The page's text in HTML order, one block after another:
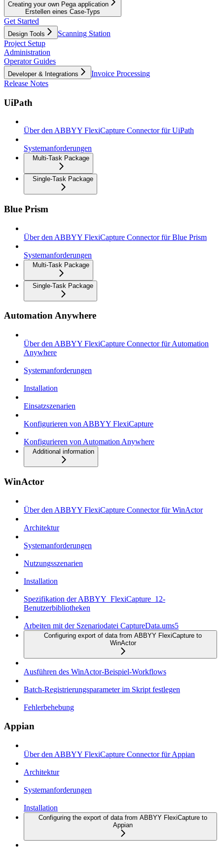
Creating your own Pega application
Erstellen eines Case-Typs
Get Started
Design Tools
Scanning Station
Project Setup
Administration
Operator Guides
Developer & Integrations
Invoice Processing
Release Notes
UiPath
Über den ABBYY FlexiCapture Connector für UiPath
Systemanforderungen
Multi-Task Package
Single-Task Package
Blue Prism
Über den ABBYY FlexiCapture Connector für Blue Prism
Systemanforderungen
Multi-Task Package
Single-Task Package
Automation Anywhere
Über den ABBYY FlexiCapture Connector für Automation
Anywhere
Systemanforderungen
Installation
Einsatzszenarien
Konfigurieren von ABBYY FlexiCapture
Konfigurieren von Automation Anywhere
Additional information
WinActor
Über den ABBYY FlexiCapture Connector für WinActor
Architektur
Systemanforderungen
Nutzungsszenarien
Installation
Spezifikation der ABBYY_FlexiCapture_12-
Benutzerbibliotheken
Arbeiten mit der Szenariodatei CaptureData.ums5
Configuring export of data from ABBYY FlexiCapture to
WinActor
Ausführen des WinActor-Beispiel-Workflows
Batch-Registrierungsparameter im Skript festlegen
Fehlerbehebung
Appian
Über den ABBYY FlexiCapture Connector für Appian
Architektur
Systemanforderungen
Installation
Configuring the export of data from ABBYY FlexiCapture to
Appian